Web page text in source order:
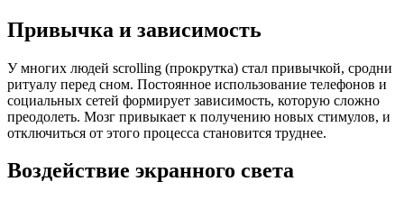
Привычка и зависимость
У многих людей scrolling (прокрутка) стал привычкой, сродни
ритуалу перед сном. Постоянное использование телефонов и
социальных сетей формирует зависимость, которую сложно
преодолеть. Мозг привыкает к получению новых стимулов, и
отключиться от этого процесса становится труднее.
Воздействие экранного света